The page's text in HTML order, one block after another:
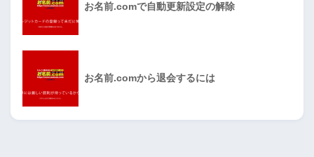
お名前.comで自動更新設定の解除
お名前.comから退会するには